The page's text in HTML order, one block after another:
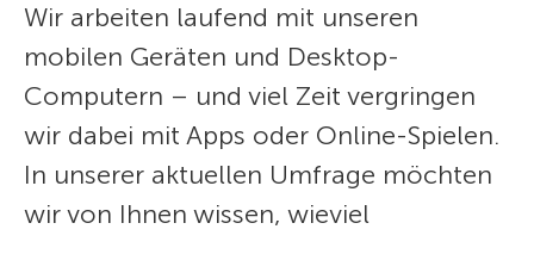
Wir arbeiten laufend mit unseren
mobilen Geräten und Desktop-
Computern – und viel Zeit vergringen
wir dabei mit Apps oder Online-Spielen.
In unserer aktuellen Umfrage möchten
wir von Ihnen wissen, wieviel